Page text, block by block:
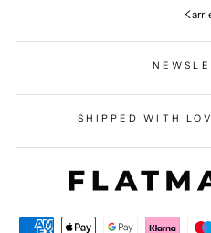
SHIPPED WITH